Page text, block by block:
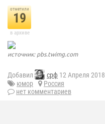
отметили
19
в архиве
источник: pbs.twimg.com
Добавил срф 12 Апреля 2018
юмор
Россия
нет комментариев